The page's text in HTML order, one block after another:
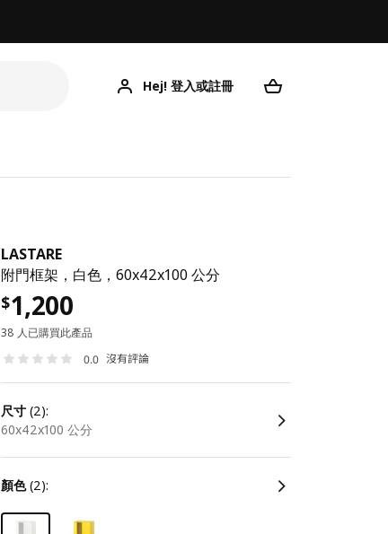
Hej! 登入或註冊
LASTARE
附門框架，白色，60x42x100 公分
$1,200
38 人已購買此產品
0.0 沒有評論
尺寸 (2):
60x42x100 公分
顏色(2):